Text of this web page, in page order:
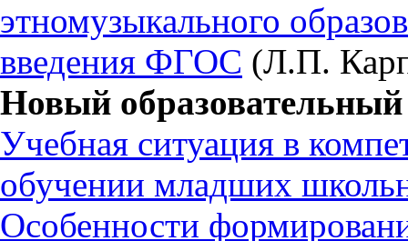
этномузыкального
введения ФГОС (Л.П.
Новый образовательный
Учебная ситуация в
обучении младших
Особенности